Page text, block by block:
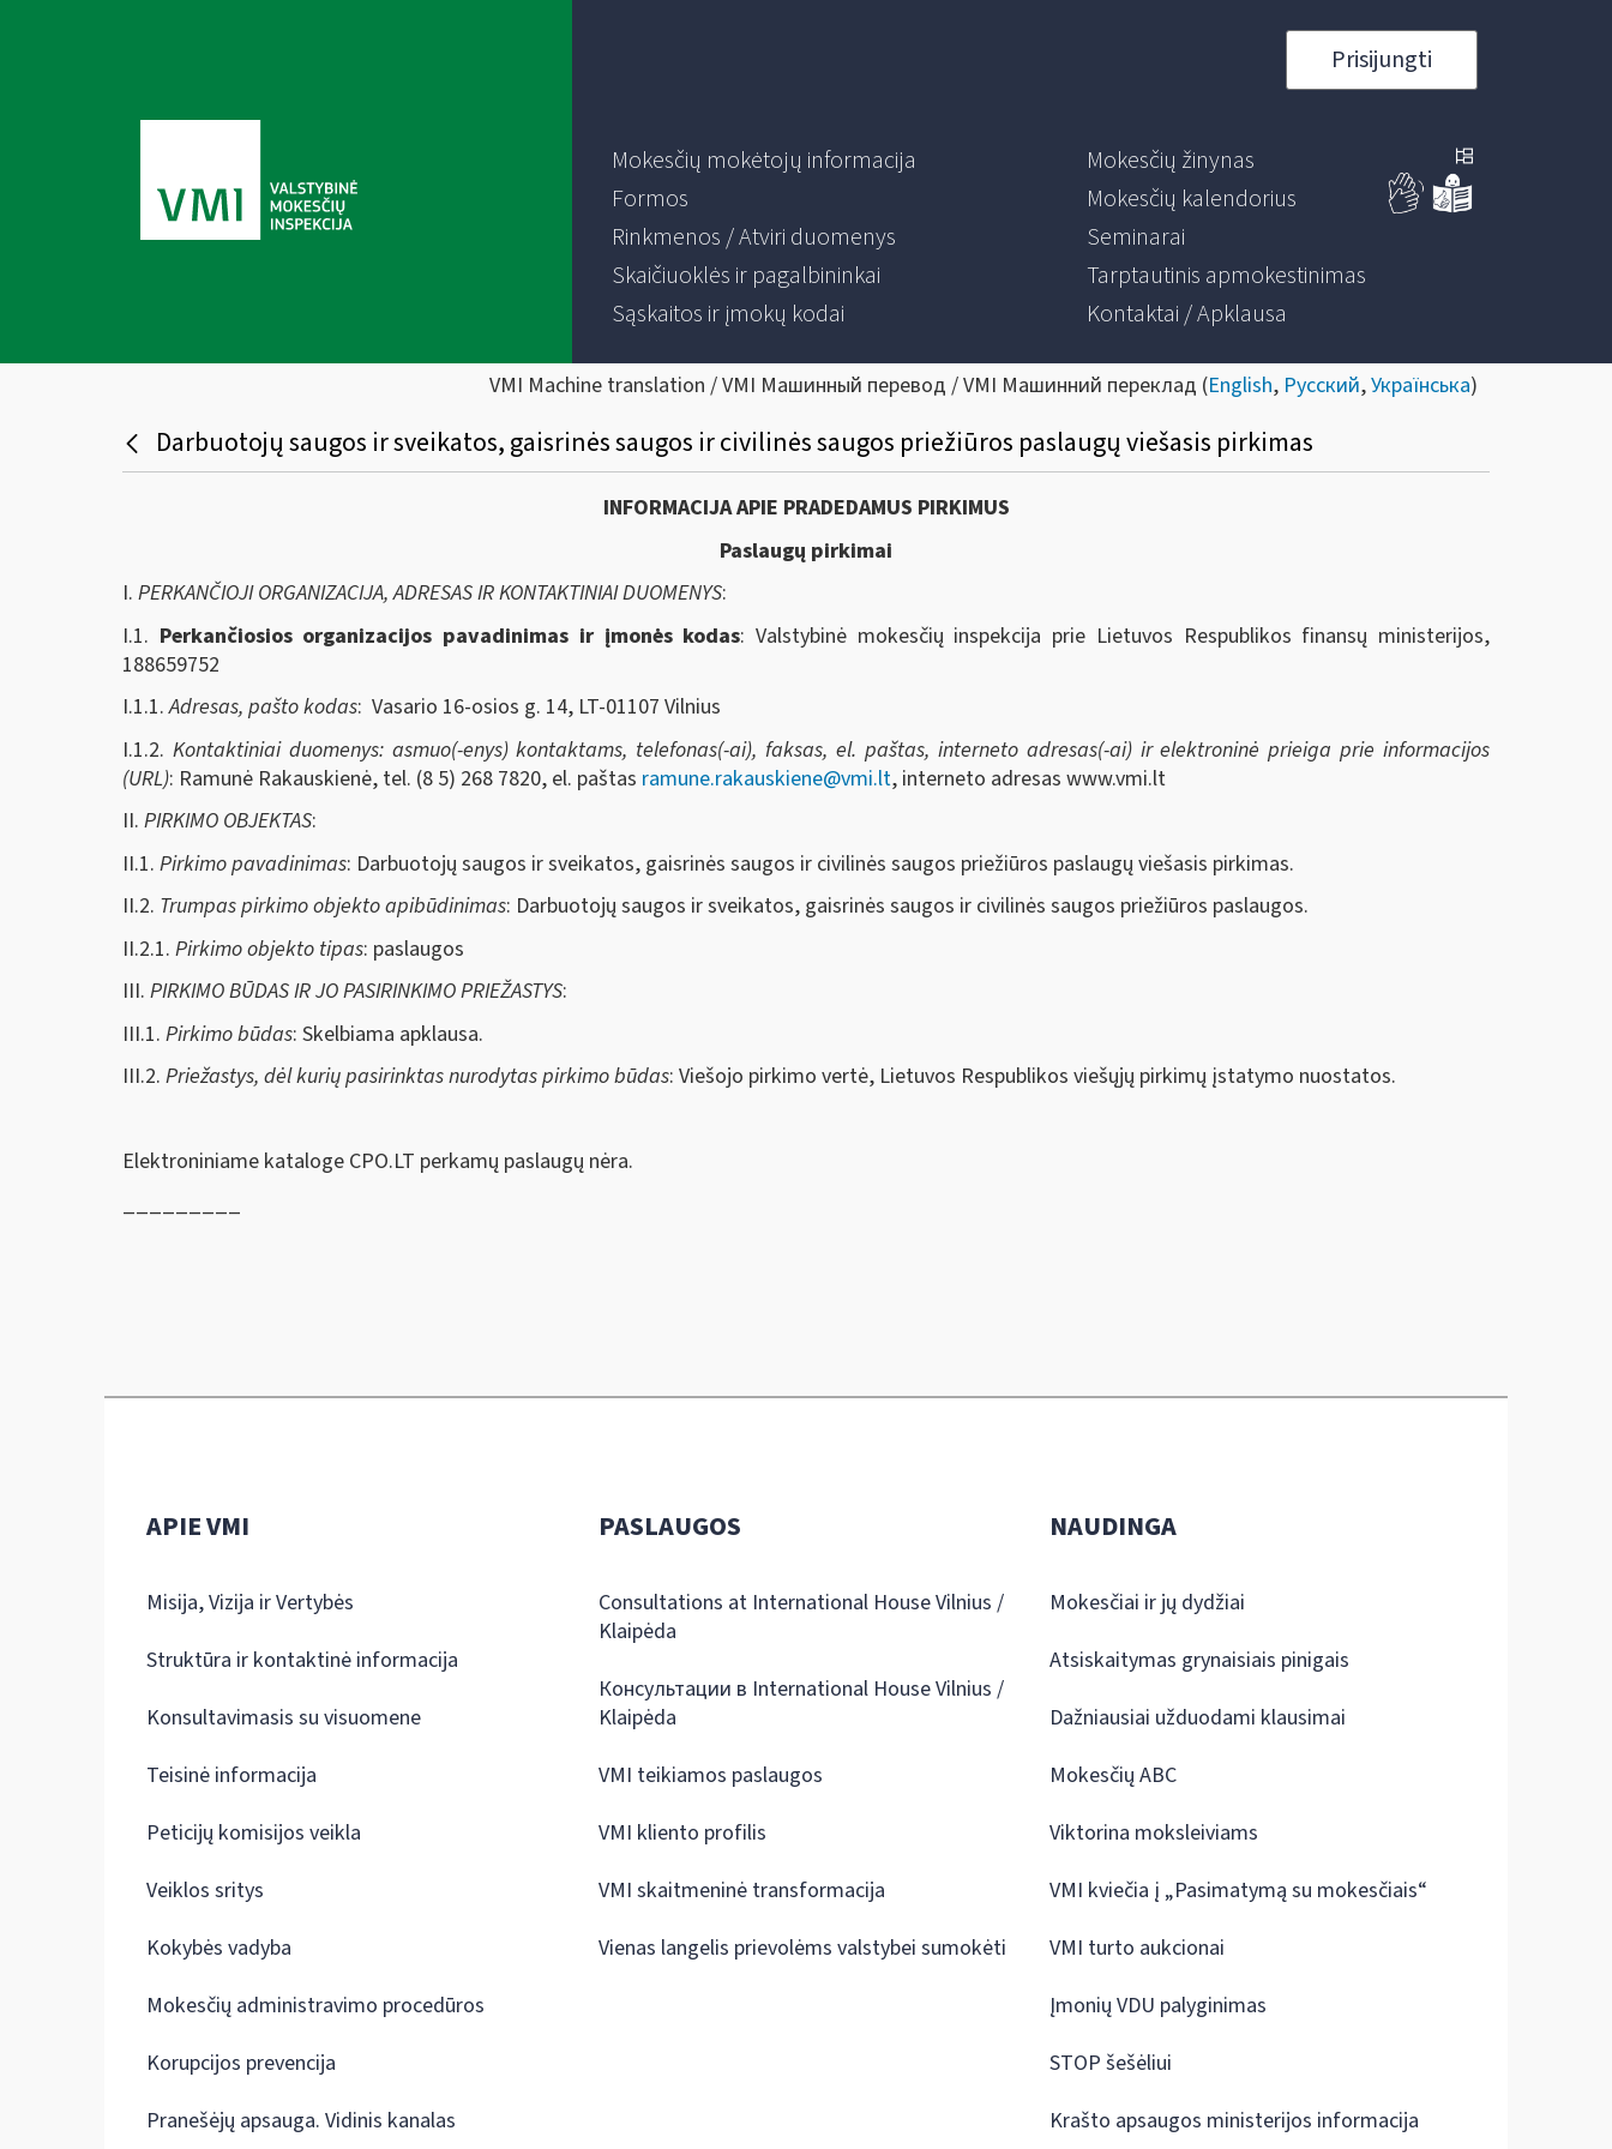
Prisijungti
Mokesčių mokėtojų informacija
Formos
Rinkmenos / Atviri duomenys
Skaičiuoklės ir pagalbininkai
Sąskaitos ir įmokų kodai
Mokesčių žinynas
Mokesčių kalendorius
Seminarai
Tarptautinis apmokestinimas
Kontaktai / Apklausa
VMI Machine translation / VMI Машинный перевод / VMI Машинний переклад (English, Русский,Українська)
Darbuotojų saugos ir sveikatos, gaisrinės saugos ir civilinės saugos priežiūros paslaugų viešasis pirkimas
INFORMACIJA APIE PRADEDAMUS PIRKIMUS
Paslaugų pirkimai
I. PERKANČIOJI ORGANIZACIJA, ADRESAS IR KONTAKTINIAI DUOMENYS:
I.1. Perkančiosios organizacijos pavadinimas ir įmonės kodas: Valstybinė mokesčių inspekcija prie Lietuvos Respublikos finansų ministerijos,
188659752
I.1.1.Adresas, pašto kodas: Vasario 16-osios g. 14, LT-01107 Vilnius
I.1.2. Kontaktiniai duomenys: asmuo(-enys) kontaktams, telefonas(-ai), faksas, el. paštas, interneto adresas(-ai) ir elektroninė prieiga prie informacijos
(URL): Ramunė Rakauskienė, tel. (8 5) 268 7820, el. paštas ramune.rakauskiene@vmi.lt, interneto adresas www.vmi.lt
II. PIRKIMO OBJEKTAS:
II.1. Pirkimo pavadinimas: Darbuotojų saugos ir sveikatos, gaisrinės saugos ir civilinės saugos priežiūros paslaugų viešasis pirkimas.
II.2. Trumpas pirkimo objekto apibūdinimas: Darbuotojų saugos ir sveikatos, gaisrinės saugos ir civilinės saugos priežiūros paslaugos.
II.2.1. Pirkimo objekto tipas: paslaugos
III. PIRKIMO BŪDAS IR JO PASIRINKIMO PRIEŽASTYS:
III.1. Pirkimo būdas: Skelbiama apklausa.
III.2. Priežastys, dėl kurių pasirinktas nurodytas pirkimo būdas: Viešojo pirkimo vertė, Lietuvos Respublikos viešųjų pirkimų įstatymo nuostatos.
Elektroniniame kataloge CPO.LT perkamų paslaugų nėra.
APIE VMI
Misija, Vizija ir Vertybės
Struktūra ir kontaktinė informacija
Konsultavimasis su visuomene
Teisinė informacija
Peticijų komisijos veikla
Veiklos sritys
Kokybės vadyba
Mokesčių administravimo procedūros
Korupcijos prevencija
Pranešėjų apsauga. Vidinis kanalas
PASLAUGOS
Consultations at International House Vilnius /
Klaipėda
Консультации в International House Vilnius /
Klaipėda
VMI teikiamos paslaugos
VMI kliento profilis
VMI skaitmeninė transformacija
Vienas langelis prievolėms valstybei sumokėti
NAUDINGA
Mokesčiai ir jų dydžiai
Atsiskaitymas grynaisiais pinigais
Dažniausiai užduodami klausimai
Mokesčių ABC
Viktorina moksleiviams
VMI kviečia į „Pasimatymą su mokesčiais“
VMI turto aukcionai
Įmonių VDU palyginimas
STOP šešėliui
Krašto apsaugos ministerijos informacija